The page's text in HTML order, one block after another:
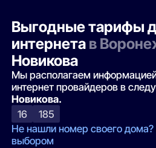
Выгодные тарифы
интернета в
Новикова
Мы располагаем
интернет провайдеров в
Новикова.
16
185
Не нашли номер своего
выбором